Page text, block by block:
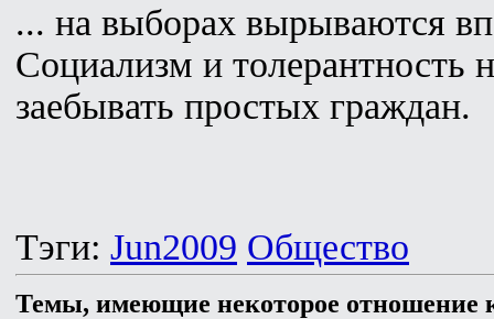
... на выборах вырываются
Социализм и толерантность
заебывать простых граждан.
Тэги: Jun2009 Общество
Темы, имеющие некоторое отношение